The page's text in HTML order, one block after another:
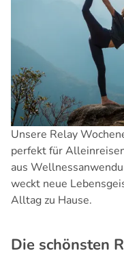
Unsere Relay
perfekt für
aus
weckt neue
Alltag zu Hause.
Die schönsten